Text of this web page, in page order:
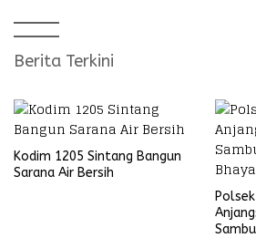
Berita Terkini
Kodim 1205 Sintang Bangun
Sarana Air Bersih